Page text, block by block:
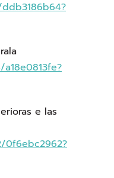
e las
0f6ebc2962?